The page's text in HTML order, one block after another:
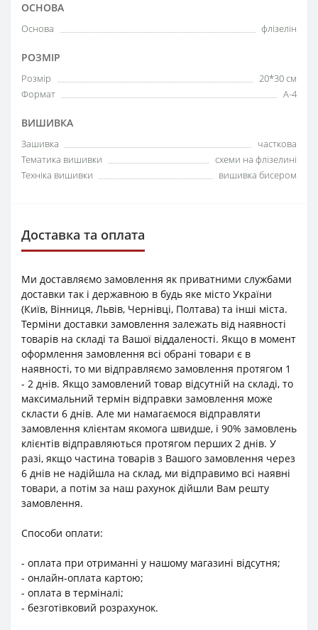
ОСНОВА
Основа флізелін
РОЗМІР
Розмір
20*30 см
Формат
А-4
ВИШИВКА
Зашивка
часткова
Тематика вишивки
схеми на флізелині
Техніка вишивки
вишивка бисером
Доставка та оплата
Ми доставляємо замовлення як приватними службами
доставки так і державною в будь яке місто України
(Київ, Вінниця, Львів, Чернівці, Полтава) та інші міста.
Терміни доставки замовлення залежать від наявності
товарів на складі та Вашої віддаленості. Якщо в момент
оформлення замовлення всі обрані товари є в
наявності, то ми відправляємо замовлення протягом 1
- 2 днів. Якщо замовлений товар відсутній на складі, то
максимальний термін відправки замовлення може
скласти 6 днів. Але ми намагаємося відправляти
замовлення клієнтам якомога швидше, і 90% замовлень
клієнтів відправляються протягом перших 2 днів. У
разі, якщо частина товарів з Вашого замовлення через
6 днів не надійшла на склад, ми відправимо всі наявні
товари, а потім за наш рахунок дійшли Вам решту
замовлення.
Способи оплати:
- оплата при отриманні у нашому магазині відсутня;
- онлайн-оплата картою;
- оплата в терміналі;
- безготівковий розрахунок.